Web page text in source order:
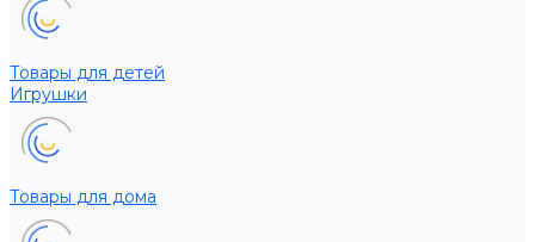
Товары для детей
Игрушки
Товары для дома